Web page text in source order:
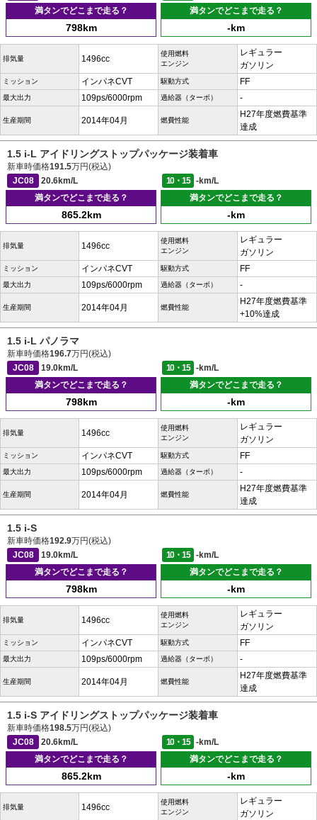
満タンでどこまで走る？
798km
満タンでどこまで走る？
-km
排気量 1496cc
使用燃料
エンジン
レギュラー
ガソリン
ミッション インパネCVT 駆動方式 FF
最大出力 109ps/6000rpm 過給器（ターボ） -
生産期間 2014年04月 燃費性能
H27年度燃費基準
達成
1.5 i-L アイドリングストップパッケージ装着車
新車時価格191.5万円(税込)
JC08
20.6km/L 10・15
-km/L
満タンでどこまで走る？
865.2km
満タンでどこまで走る？
-km
排気量 1496cc
使用燃料
エンジン
レギュラー
ガソリン
ミッション インパネCVT 駆動方式 FF
最大出力 109ps/6000rpm 過給器（ターボ） -
生産期間 2014年04月 燃費性能
H27年度燃費基準
+10%達成
1.5 i-L パノラマ
新車時価格196.7万円(税込)
JC08
19.0km/L 10・15
-km/L
満タンでどこまで走る？
798km
満タンでどこまで走る？
-km
排気量 1496cc
使用燃料
エンジン
レギュラー
ガソリン
ミッション インパネCVT 駆動方式 FF
最大出力 109ps/6000rpm 過給器（ターボ） -
生産期間 2014年04月 燃費性能
H27年度燃費基準
達成
1.5 i-S
新車時価格192.9万円(税込)
JC08
19.0km/L 10・15
-km/L
満タンでどこまで走る？
798km
満タンでどこまで走る？
-km
排気量 1496cc
使用燃料
エンジン
レギュラー
ガソリン
ミッション インパネCVT 駆動方式 FF
最大出力 109ps/6000rpm 過給器（ターボ） -
生産期間 2014年04月 燃費性能
H27年度燃費基準
達成
1.5 i-S アイドリングストップパッケージ装着車
新車時価格198.5万円(税込)
JC08
20.6km/L 10・15
-km/L
満タンでどこまで走る？
865.2km
満タンでどこまで走る？
-km
排気量 1496cc
使用燃料
エンジン
レギュラー
ガソリン